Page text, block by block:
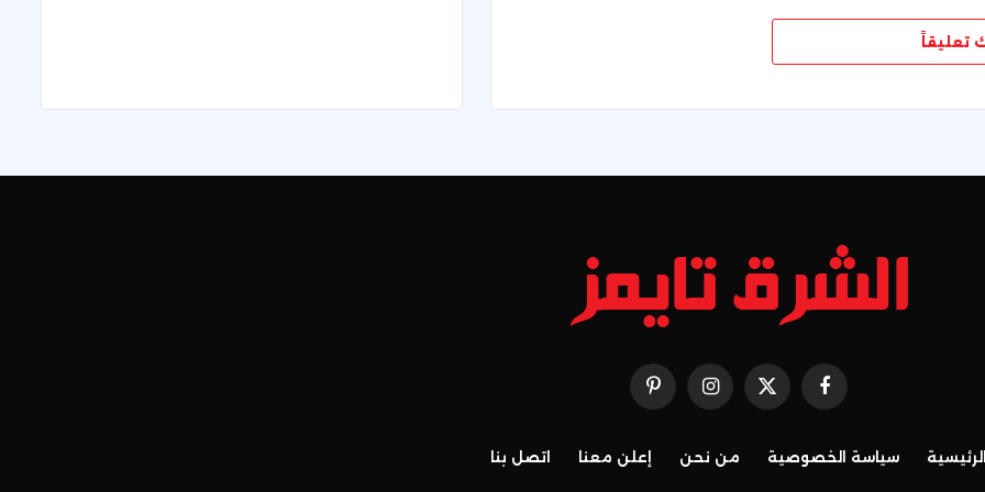
تعليقاً
فيسبوك X
(Twitter)
الانستغرامبينتيريست
الرئيسية سياسة الخصوصية من نحن إعلن معنا اتصل بنا